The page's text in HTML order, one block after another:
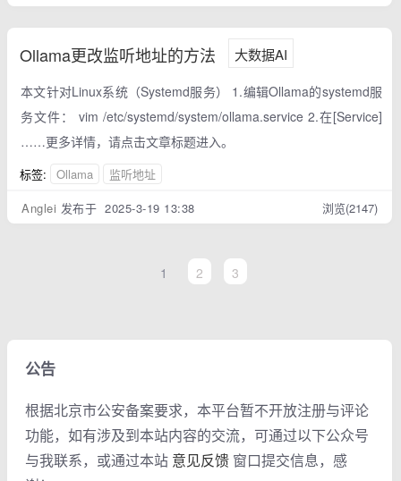
Ollama更改监听地址的方法 大数据AI
本文针对Linux系统（Systemd服务） 1.编辑Ollama的systemd服
务文件： vim /etc/systemd/system/ollama.service 2.在[Service]
……更多详情，请点击文章标题进入。
标签: Ollama
监听地址
Anglei 发布于 2025-3-19 13:38 浏览(2147)
1 2 3
公告
根据北京市公安备案要求，本平台暂不开放注册与评论
功能，如有涉及到本站内容的交流，可通过以下公众号
与我联系，或通过本站 意见反馈 窗口提交信息，感